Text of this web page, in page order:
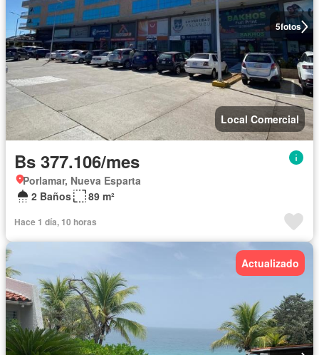
5fotos
Local Comercial
Bs 377.106/mes
Porlamar, Nueva Esparta
2 Baños
89 m²
Hace 1 día, 10 horas
Actualizado